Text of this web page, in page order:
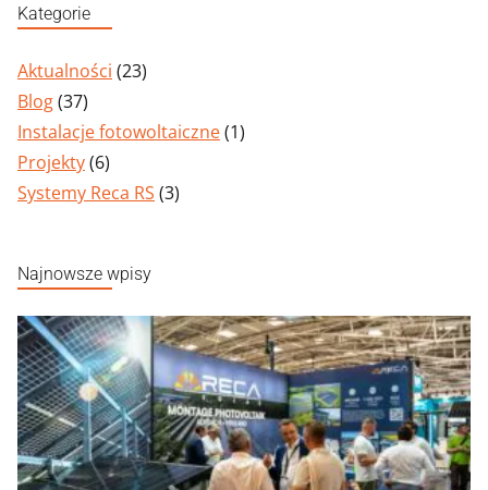
Kategorie
Aktualności (23)
Blog(37)
Instalacje fotowoltaiczne(1)
Projekty(6)
Systemy Reca RS (3)
Najnowsze wpisy